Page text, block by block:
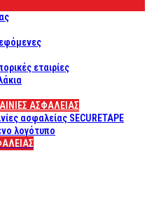
εταιρίες
ΑΣΦΑΛΕΊΑΣ
ασφαλείας SECURETAPE
λογότυπο